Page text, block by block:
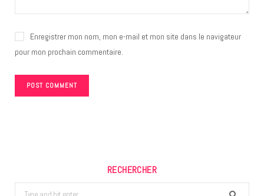
Enregistrer mon nom, mon e-mail et mon site dans le navigateur
pour mon prochain commentaire.
RECHERCHER
Search